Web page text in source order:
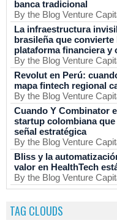
banca tradicional
By the Blog Venture
La infraestructura
brasileña que convierte
plataforma financiera y
By the Blog Venture
Revolut en Perú:
mapa fintech regional
By the Blog Venture
Cuando Y Combinator
startup colombiana
señal estratégica
By the Blog Venture
Bliss y la
valor en HealthTech
By the Blog Venture
TAG CLOUDS